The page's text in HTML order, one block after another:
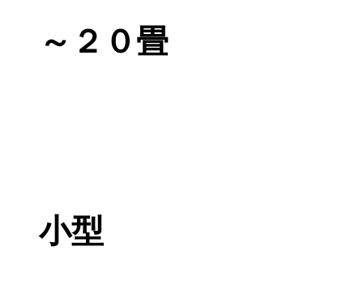
～２０畳
小型